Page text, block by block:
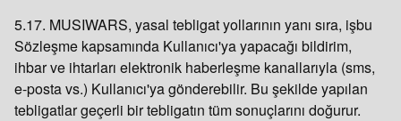
5.17. MUSIWARS, yasal tebligat yollarının yanı sıra, işbu
Sözleşme kapsamında Kullanıcı'ya yapacağı bildirim,
ihbar ve ihtarları elektronik haberleşme kanallarıyla (sms,
e-posta vs.) Kullanıcı'ya gönderebilir. Bu şekilde yapılan
tebligatlar geçerli bir tebligatın tüm sonuçlarını doğurur.